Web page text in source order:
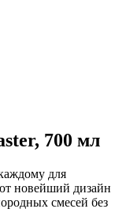
700 мл
для
новейший дизайн
смесей без